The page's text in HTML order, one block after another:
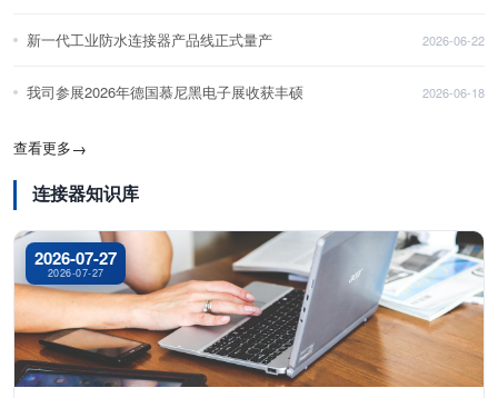
新一代工业防水连接器产品线正式量产 2026-06-22
我司参展2026年德国慕尼黑电子展收获丰硕 2026-06-18
查看更多→
连接器知识库
2026-07-27
2026-07-27